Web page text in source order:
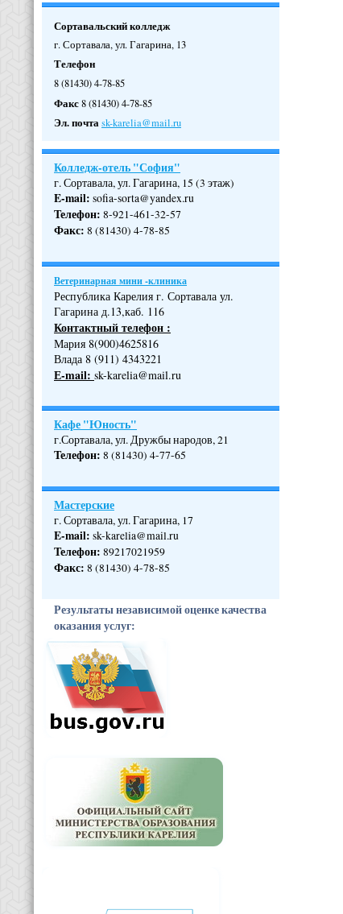
Сортавальский колледж
г. Сортавала, ул. Гагарина, 13
Телефон
8 (81430) 4-78-85
Факс8 (81430) 4-78-85
Эл. почтаsk-karelia@mail.ru
Колледж-отель "София"
г. Сортавала, ул. Гагарина, 15 (3 этаж)
E-mail: sofia-sorta@yandex.ru
Телефон: 8-921-461-32-57
Факс: 8 (81430) 4-78-85
Ветеринарная мини -клиника
Республика Карелия г. Сортавала ул.
Гагарина д.13,каб. 116
Контактный телефон :
Мария 8(900)4625816
Влада 8 (911) 4343221
Е-mail: sk-karelia@mail.ru
Кафе "Юность"
г.Сортавала, ул. Дружбы народов, 21
Телефон: 8 (81430) 4-77-65
Мастерские
г. Сортавала, ул. Гагарина, 17
E-mail: sk-karelia@mail.ru
Телефон: 89217021959
Факс: 8 (81430) 4-78-85
Результаты независимой оценке качества
оказания услуг: